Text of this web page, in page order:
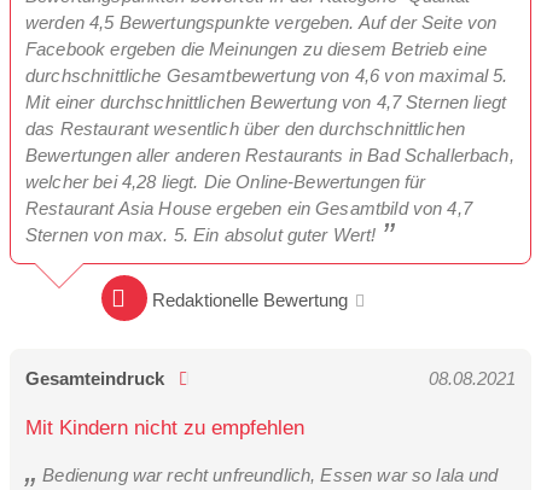
werden 4,5 Bewertungspunkte vergeben. Auf der Seite von
Facebook ergeben die Meinungen zu diesem Betrieb eine
durchschnittliche Gesamtbewertung von 4,6 von maximal 5.
Mit einer durchschnittlichen Bewertung von 4,7 Sternen liegt
das Restaurant wesentlich über den durchschnittlichen
Bewertungen aller anderen Restaurants in Bad Schallerbach,
welcher bei 4,28 liegt. Die Online-Bewertungen für
Restaurant Asia House ergeben ein Gesamtbild von 4,7
Sternen von max. 5. Ein absolut guter Wert!
Redaktionelle Bewertung
Gesamteindruck 08.08.2021
Mit Kindern nicht zu empfehlen
Bedienung war recht unfreundlich, Essen war so lala und